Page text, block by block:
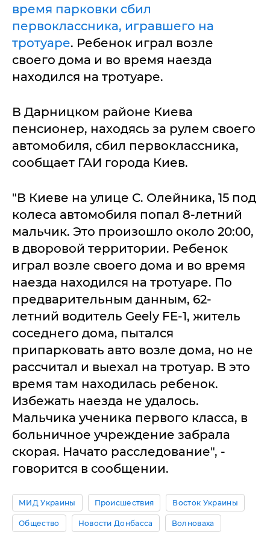
время парковки сбил
первоклассника, игравшего на
тротуаре. Ребенок играл возле
своего дома и во время наезда
находился на тротуаре.
В Дарницком районе Киева
пенсионер, находясь за рулем своего
автомобиля, сбил первоклассника,
сообщает ГАИ города Киев.
"В Киеве на улице С. Олейника, 15 под
колеса автомобиля попал 8-летний
мальчик. Это произошло около 20:00,
в дворовой территории. Ребенок
играл возле своего дома и во время
наезда находился на тротуаре. По
предварительным данным, 62-
летний водитель Geely FE-1, житель
соседнего дома, пытался
припарковать авто возле дома, но не
рассчитал и выехал на тротуар. В это
время там находилась ребенок.
Избежать наезда не удалось.
Мальчика ученика первого класса, в
больничное учреждение забрала
скорая. Начато расследование", -
говорится в сообщении.
МИД Украины Происшествия Восток Украины
Общество Новости Донбасса Волноваха